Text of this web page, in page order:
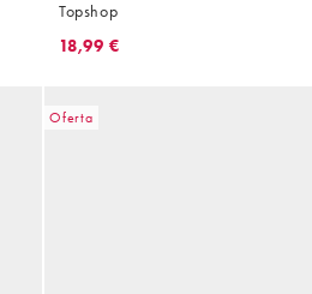
Topshop
18,99 €
Oferta